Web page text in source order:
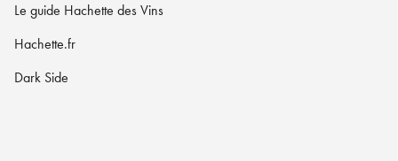
Le guide Hachette des Vins
Hachette.fr
Dark Side